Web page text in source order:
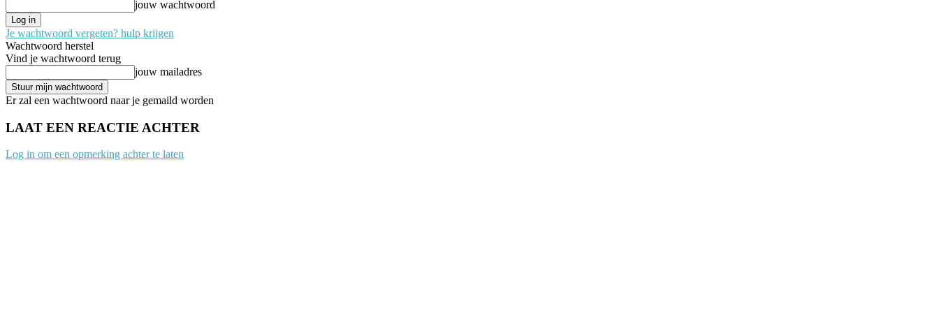
jouw wachtwoord
Je wachtwoord vergeten? hulp krijgen
Wachtwoord herstel
Vind je wachtwoord terug
jouw mailadres
Er zal een wachtwoord naar je gemaild worden
LAAT EEN REACTIE ACHTER
Log in om een opmerking achter te laten